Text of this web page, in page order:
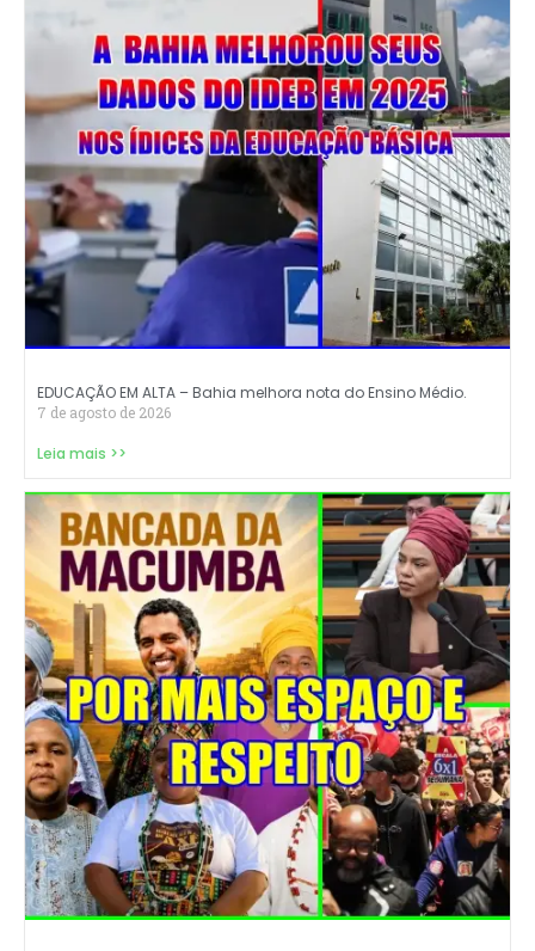
EDUCAÇÃO EM ALTA – Bahia melhora nota do Ensino Médio.
7 de agosto de 2026
Leia mais >>